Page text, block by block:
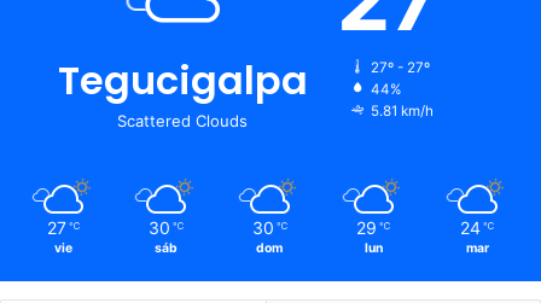
Tegucigalpa
Scattered Clouds
27º - 27º
44%
5.81 km/h
27 ℃
vie
30 ℃
sáb
30 ℃
dom
29 ℃
lun
24 ℃
mar